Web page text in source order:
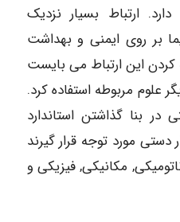
ارتباط بسیار نزدیک
بر روی ایمنی و بهداشت
کردن این ارتباط می بایست
علوم مربوطه استفاده کرد.
در بنا گذاشتن استاندارد
مورد توجه قرار گیرند
مکانیکی, فیزیکی و